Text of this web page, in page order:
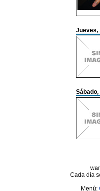
Jueves,
Cada día
Menú: